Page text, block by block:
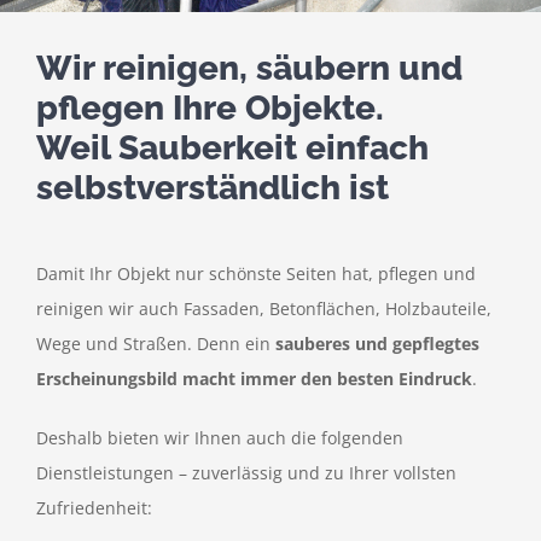
Wir reinigen, säubern und
pflegen Ihre Objekte.
Weil Sauberkeit einfach
selbstverständlich ist
Damit Ihr Objekt nur schönste Seiten hat, pflegen und
reinigen wir auch Fassaden, Betonflächen, Holzbauteile,
Wege und Straßen. Denn ein sauberes und gepflegtes
Erscheinungsbild macht immer den besten Eindruck.
Deshalb bieten wir Ihnen auch die folgenden
Dienstleistungen – zuverlässig und zu Ihrer vollsten
Zufriedenheit: